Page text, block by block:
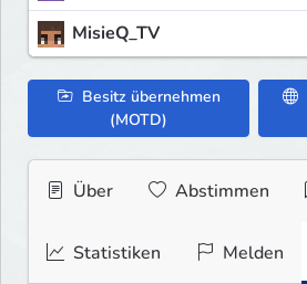
MisieQ_TV
Besitz übernehmen
(MOTD)
Über Abstimmen
Statistiken Melden